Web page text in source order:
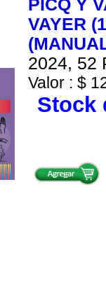
PICQ Y
VAYER
2024, 52
Valor : $
Stock